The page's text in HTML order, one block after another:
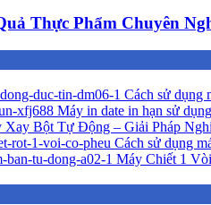
Thực Phẩm Chuyên
Cách sử dụng
Máy in date in hạn sử
Xay Bột Tự Động – Giải Pháp
Cách sử dụng
Máy Chiết 1